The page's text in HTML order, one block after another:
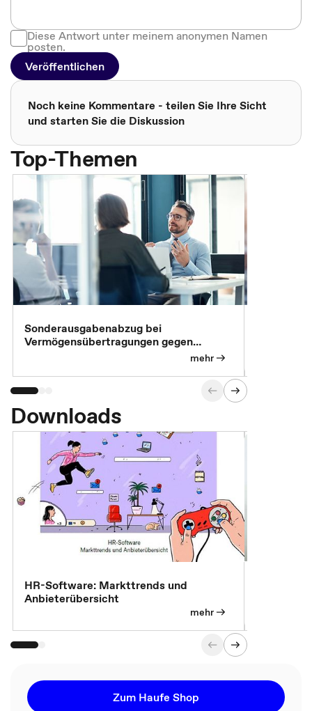
Diese Antwort unter meinem anonymen Namen
posten.
Veröffentlichen
Noch keine Kommentare - teilen Sie Ihre Sicht
und starten Sie die Diskussion
Top-Themen
Sonderausgabenabzug bei
Vermögensübertragungen gegen
mehr
Downloads
HR-Software: Markttrends und
Anbieterübersicht
mehr
Zum Haufe Shop